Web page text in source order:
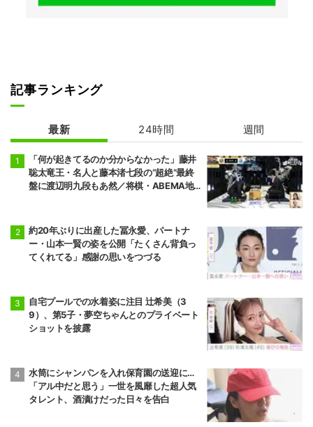
記事ランキング
最新 24時間 週間
「何が起きてるのか分からなかった」藤井
聡太竜王・名人と藤本渚七段の“超絶”最終
盤に渡辺明九段もあ然／将棋・ABEMA地
約20年ぶりに出産した冨永愛、パートナ
ー・山本一賢の姿を公開「たくさん背負っ
てくれてる」感謝の思いをつづる
自宅プールでの水着姿に注目 辻希美（3
9）、第5子・夢空ちゃんとのプライベート
ショットを披露
水筒にシャンパンを入れ保育園の送迎に…
「アル中だと思う」一世を風靡した超人気
タレント、酒漬けだった日々を告白